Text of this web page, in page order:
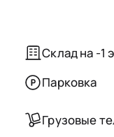
Склад на -1
Парковка
Грузовые